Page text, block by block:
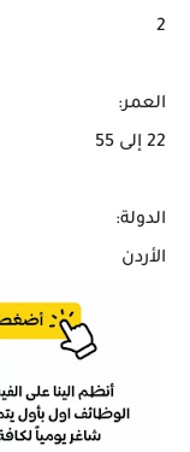
2
العمر:
22 إلى 55
الدولة:
الأردن